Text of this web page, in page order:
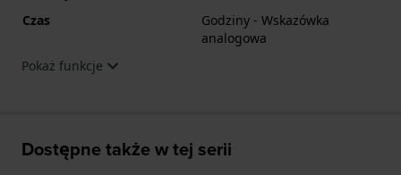
Czas
Godziny - Wskazówka
analogowa
Pokaż funkcje
Dostępne także w tej serii